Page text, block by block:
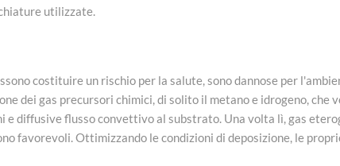
utilizzate.
costituire un rischio per la salute, sono dannose per
dei gas precursori chimici, di solito il metano e idrogeno,
diffusive flusso convettivo al substrato. Una volta lì, gas
favorevoli. Ottimizzando le condizioni di deposizione, le